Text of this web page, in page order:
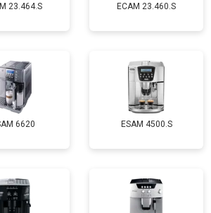
23.464.S EСAM 23.460.S
6620 ESAM 4500.S